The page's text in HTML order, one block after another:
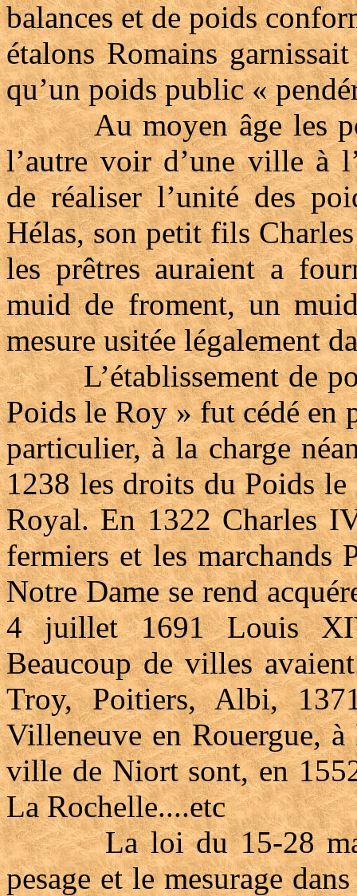
balances et de poids
étalons Romains
qu’un poids public «
Au moyen âge les
l’autre voir d’une ville à
de réaliser l’unité des
Hélas, son petit fils
les prêtres auraient a
muid de froment, un
mesure usitée légalement
L’établissement de
Poids le Roy » fut cédé en
particulier, à la charge
1238 les droits du Poids
Royal. En 1322 Charles
fermiers et les marchands
Notre Dame se rend
4 juillet 1691 Louis
Beaucoup de villes
Troy, Poitiers, Albi,
Villeneuve en Rouergue,
ville de Niort sont, en
La Rochelle....etc
La loi du 15-28 mars
pesage et le mesurage